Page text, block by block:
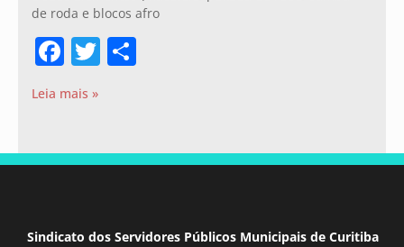
de roda e blocos afro
Facebook
Twitter
Leia mais »
Sindicato dos Servidores Públicos Municipais de Curitiba